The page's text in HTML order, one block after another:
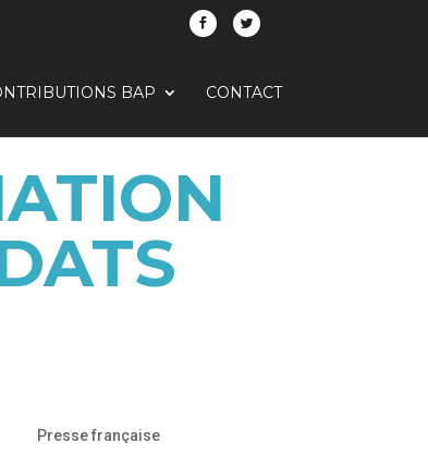
BAP CONTACT
Presse française